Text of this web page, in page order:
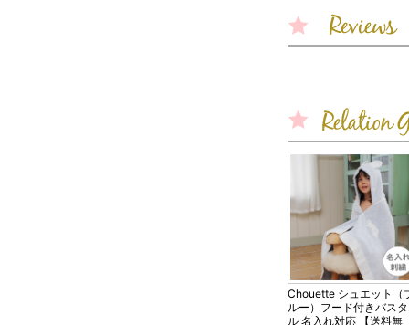
Chouette シュエット（
ルー）フード付きバス
ル 名入れ対応 【送料無